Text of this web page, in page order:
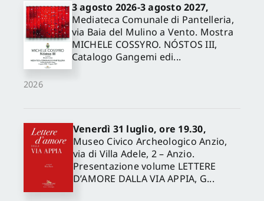
2026
3 agosto 2026-3 agosto 2027,
Mediateca Comunale di Pantelleria,
via Baia del Mulino a Vento. Mostra
MICHELE COSSYRO. NÓSTOS III,
Catalogo Gangemi edi...
Venerdì 31 luglio, ore 19.30,
Museo Civico Archeologico Anzio,
via di Villa Adele, 2 – Anzio.
Presentazione volume LETTERE
D’AMORE DALLA VIA APPIA, G...